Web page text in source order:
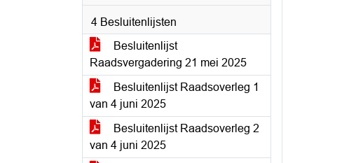
4 Besluitenlijsten
Besluitenlijst
Raadsvergadering 21 mei 2025
Besluitenlijst Raadsoverleg 1
van 4 juni 2025
Besluitenlijst Raadsoverleg 2
van 4 juni 2025